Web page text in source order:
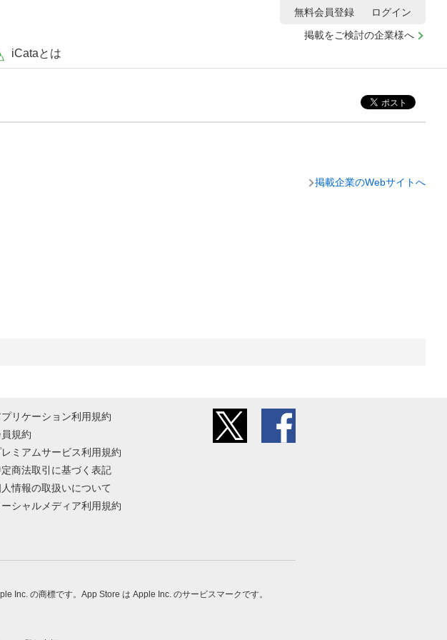
iCataとは
掲載をご検討の企業様へ
無料会員登録 ログイン
掲載企業のWebサイトへ
プリケーション利用規約
規約
レミアムサービス利用規約
商法取引に基づく表記
情報の取扱いについて
ーシャルメディア利用規約
Inc. の商標です。App Store は Apple Inc. のサービスマークです。